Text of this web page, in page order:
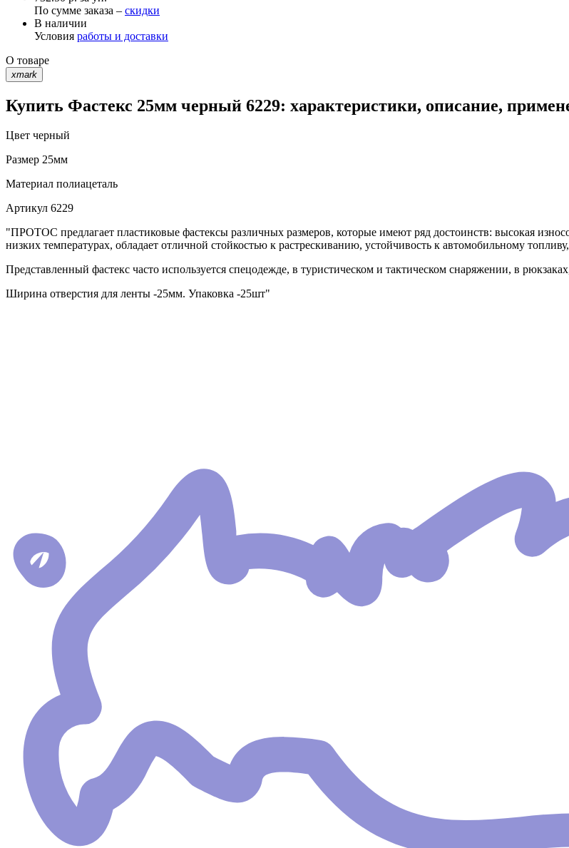
По сумме заказа – скидки
В наличии
Условия работы и доставки
О товаре
xmark
Купить Фастекс 25мм черный 6229: характеристики, описание,
Цвет черный
Размер 25мм
Материал полиацеталь
Артикул 6229
"ПРОТОС предлагает пластиковые фастексы различных размеров, которые имеют ряд достоинств: высокая
низких температурах, обладает отличной стойкостью к растрескиванию, устойчивость к автомобильному
Представленный фастекс часто используется спецодежде, в туристическом и тактическом снаряжении, в
Ширина отверстия для ленты -25мм. Упаковка -25шт"